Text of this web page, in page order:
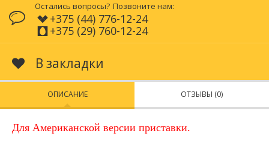
Остались вопросы? Позвоните нам:
+375 (44) 776-12-24
+375 (29) 760-12-24
В закладки
ОПИСАНИЕ ОТЗЫВЫ (0)
Для Американской версии приставки.